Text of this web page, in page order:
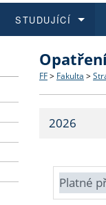
Struktura
Strategie
Fakultní
Co
Učitelské
STUDUJÍCÍ
O vědě a
Aktuální
FF > Fakulta >
2026
Platné